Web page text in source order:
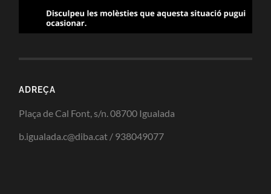
ADREÇA
Plaça de Cal Font, s/n. 08700 Igualada
b.igualada.c@diba.cat / 938049077